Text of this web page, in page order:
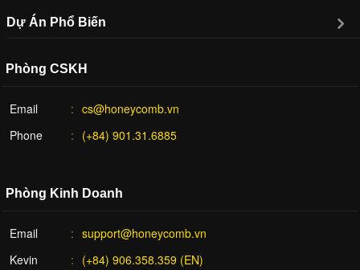
Dự Án Phổ Biến
Phòng CSKH
Email
cs@honeycomb.vn
Phone
(+84) 901.31.6885
Phòng Kinh Doanh
Email
support@honeycomb.vn
Kevin
(+84) 906.358.359 (EN)